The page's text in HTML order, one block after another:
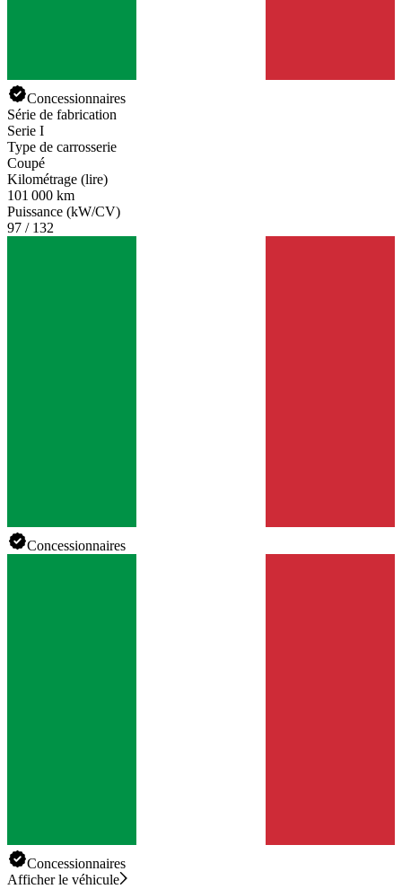
Concessionnaires
Série de fabrication
Serie I
Type de carrosserie
Coupé
Kilométrage (lire)
101 000 km
Puissance (kW/CV)
97 / 132
Concessionnaires
Concessionnaires
Afficher le véhicule